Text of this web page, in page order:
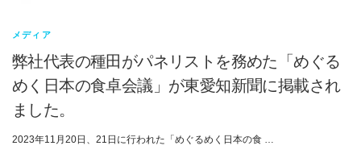
メディア
弊社代表の種田がパネリストを務めた「めぐる
めく日本の食卓会議」が東愛知新聞に掲載され
ました。
2023年11月20日、21日に行われた「めぐるめく日本の食 …